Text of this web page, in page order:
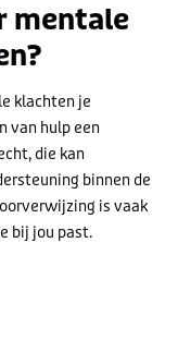
mentale
klachten je
van hulp een
die kan
binnen de
is vaak
bij jou past.